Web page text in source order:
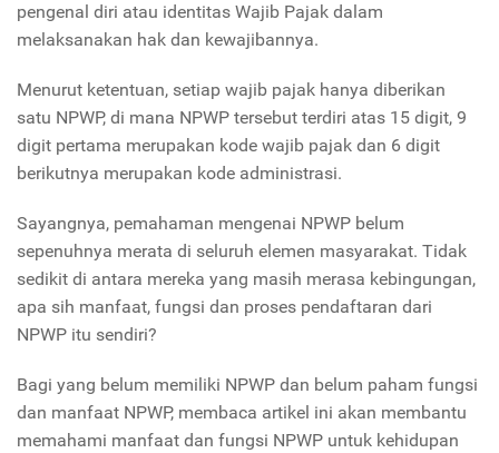
pengenal diri atau identitas Wajib Pajak dalam
melaksanakan hak dan kewajibannya.
Menurut ketentuan, setiap wajib pajak hanya diberikan
satu NPWP, di mana NPWP tersebut terdiri atas 15 digit, 9
digit pertama merupakan kode wajib pajak dan 6 digit
berikutnya merupakan kode administrasi.
Sayangnya, pemahaman mengenai NPWP belum
sepenuhnya merata di seluruh elemen masyarakat. Tidak
sedikit di antara mereka yang masih merasa kebingungan,
apa sih manfaat, fungsi dan proses pendaftaran dari
NPWP itu sendiri?
Bagi yang belum memiliki NPWP dan belum paham fungsi
dan manfaat NPWP, membaca artikel ini akan membantu
memahami manfaat dan fungsi NPWP untuk kehidupan